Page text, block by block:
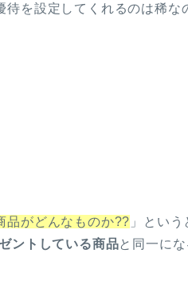
待を設定してくれるのは稀な
品がどんなものか?? 」とい
ントしている商品と同一にな